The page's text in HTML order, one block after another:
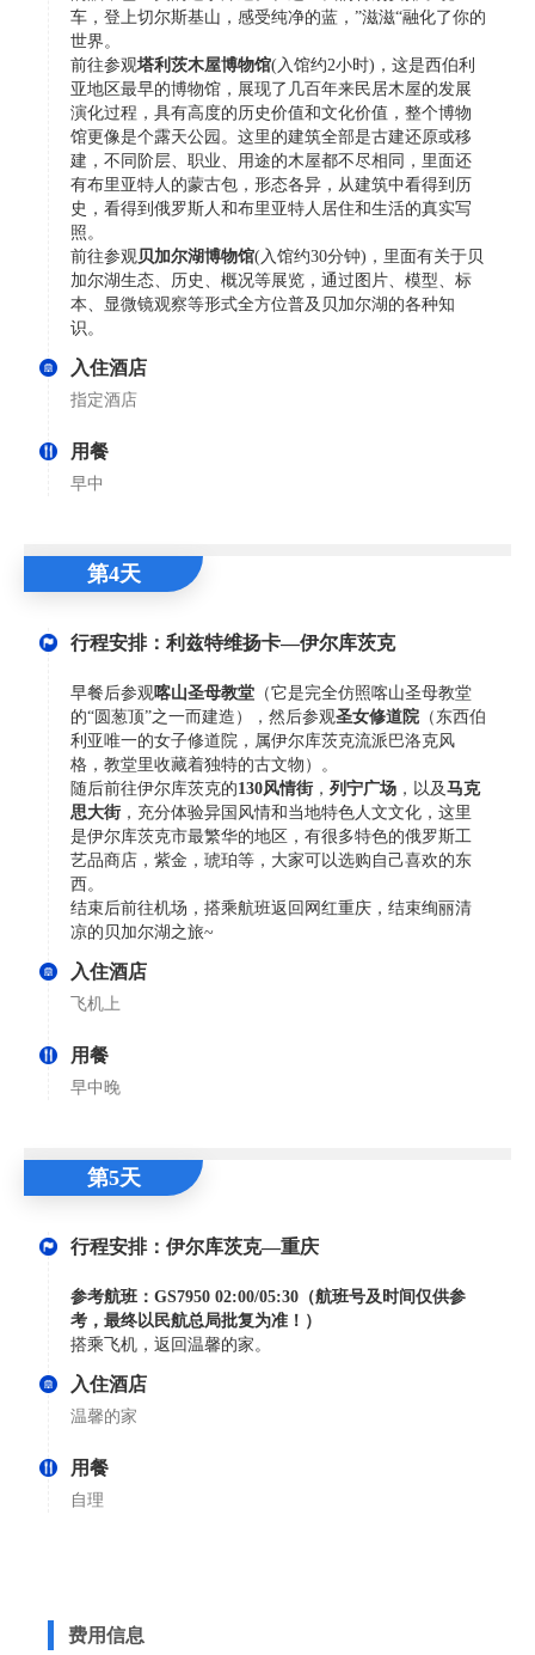
车，登上切尔斯基山，感受纯净的蓝，”滋滋“融化了你的
世界。
前往参观塔利茨木屋博物馆(入馆约2小时)，这是西伯利
亚地区最早的博物馆，展现了几百年来民居木屋的发展
演化过程，具有高度的历史价值和文化价值，整个博物
馆更像是个露天公园。这里的建筑全部是古建还原或移
建，不同阶层、职业、用途的木屋都不尽相同，里面还
有布里亚特人的蒙古包，形态各异，从建筑中看得到历
史，看得到俄罗斯人和布里亚特人居住和生活的真实写
照。
前往参观贝加尔湖博物馆(入馆约30分钟)，里面有关于贝
加尔湖生态、历史、概况等展览，通过图片、模型、标
本、显微镜观察等形式全方位普及贝加尔湖的各种知
识。
入住酒店
指定酒店
用餐
早中
第4天
行程安排：利兹特维扬卡—伊尔库茨克
早餐后参观喀山圣母教堂 （它是完全仿照喀山圣母教堂
的“圆葱顶”之一而建造），然后参观圣女修道院 （东西伯
利亚唯一的女子修道院，属伊尔库茨克流派巴洛克风
格，教堂里收藏着独特的古文物）。
随后前往伊尔库茨克的130风情街 ， 列宁广场 ，以及马克
思大街 ，充分体验异国风情和当地特色人文文化，这里
是伊尔库茨克市最繁华的地区，有很多特色的俄罗斯工
艺品商店，紫金，琥珀等，大家可以选购自己喜欢的东
西。
结束后前往机场，搭乘航班返回网红重庆，结束绚丽清
凉的贝加尔湖之旅~
入住酒店
飞机上
用餐
早中晚
第5天
行程安排：伊尔库茨克—重庆
参考航班：GS7950 02:00/05:30 （航班号及时间仅供参
考，最终以民航总局批复为准！）
搭乘飞机，返回温馨的家。
入住酒店
温馨的家
用餐
自理
费用信息